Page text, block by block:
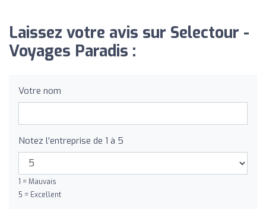
Laissez votre avis sur Selectour -
Voyages Paradis :
Votre nom
Notez l'entreprise de 1 à 5
1 = Mauvais
5 = Excellent